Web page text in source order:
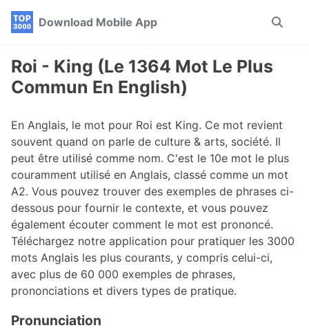
Skip
navigation
Skip
Skip
Download Mobile App
Toggle
Roi - King (Le 1364 Mot Le Plus
Commun En English)
En Anglais, le mot pour Roi est King. Ce mot revient
souvent quand on parle de culture & arts, société. Il
peut être utilisé comme nom. C'est le 10e mot le plus
couramment utilisé en Anglais, classé comme un mot
A2. Vous pouvez trouver des exemples de phrases ci-
dessous pour fournir le contexte, et vous pouvez
également écouter comment le mot est prononcé.
Téléchargez notre application pour pratiquer les 3000
mots Anglais les plus courants, y compris celui-ci,
avec plus de 60 000 exemples de phrases,
prononciations et divers types de pratique.
Pronunciation